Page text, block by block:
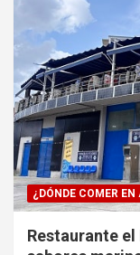
¿DÓNDE COMER
Restaurante